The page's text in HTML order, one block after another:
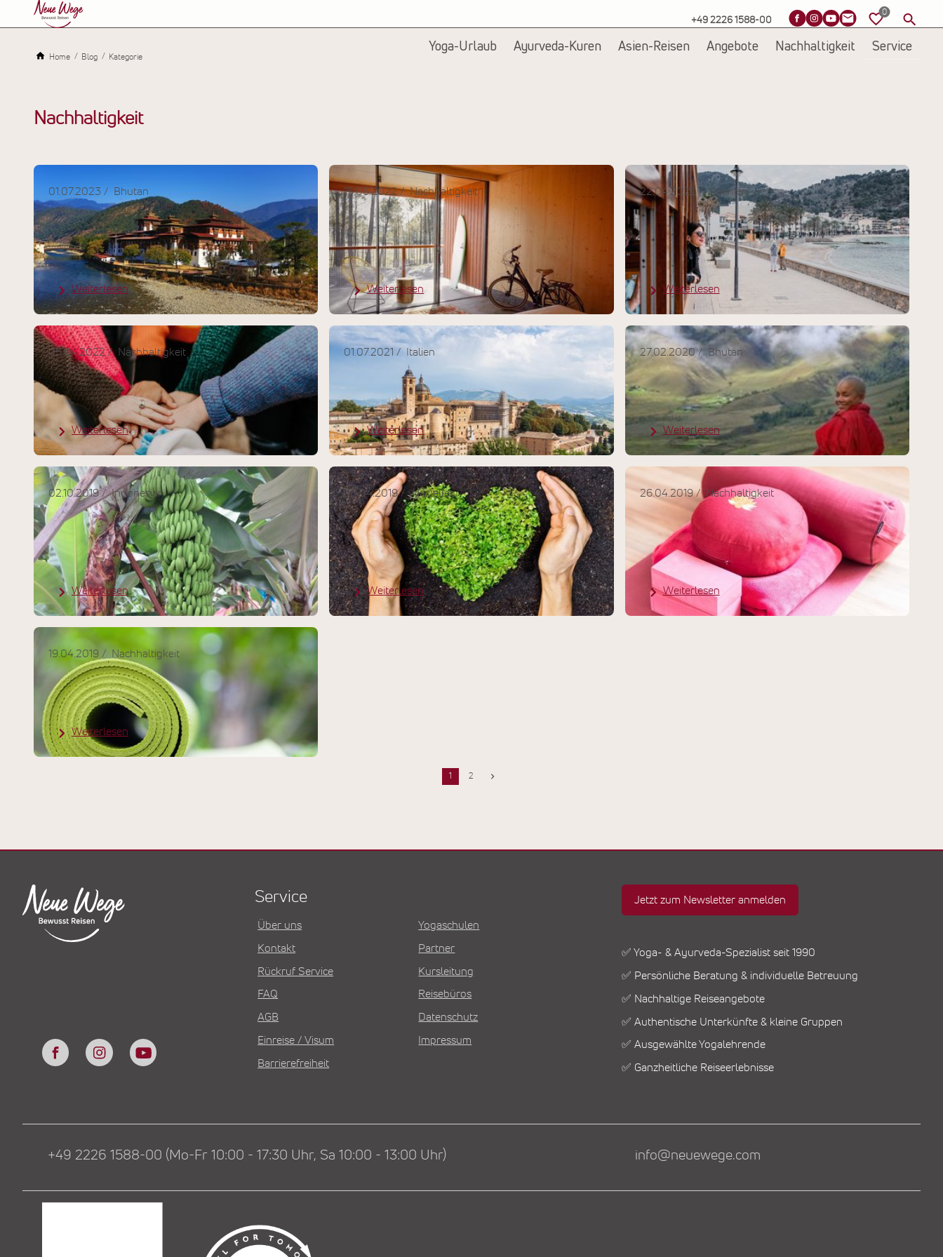
+49 2226 1588-00
Yoga-Urlaub Ayurveda-Kuren Asien-Reisen Angebote Nachhaltigkeit Service
Home Blog Kategorie
Nachhaltigkeit
Bhutan
01.07.2023
Bhutan - Nachhaltige
Tourismusentwicklung
Weiterlesen
Nachhaltigkeit
15.06.2022
Nachhaltig Reisen in Europa: So
gehen unsere Partner mit der
Umwelt um
Weiterlesen
Spanien
22.04.2022
Kooperation mit Reisevergnügen:
Auf dem Landweg nach Mallorca
Weiterlesen
Nachhaltigkeit
05.04.2022
Spendenaktion für die Ukraine
Weiterlesen
Italien
01.07.2021
Overtourism: Ursachen, Folgen
und mögliche Lösungen
Weiterlesen
Bhutan
27.02.2020
Bhutan: Das glücklichste Land
der Welt!
Weiterlesen
Indonesien
02.10.2019
Rückkehr der Bananenblätter -
Plastiktütenverbot auf Bali
Weiterlesen
Aktuelles
30.04.2019
CSR-Management bei NEUE
WEGE: Interview mit Christine
Göritz
Weiterlesen
Nachhaltigkeit
26.04.2019
Nachhaltige Yogamatten kaufen
Teil II
Weiterlesen
Nachhaltigkeit
19.04.2019
Yoga Wissen – Nachhaltige
Yogamatten Teil I
Weiterlesen
1 2
Service
Über uns
Kontakt
Rückruf Service
FAQ
AGB
Einreise / Visum
Barrierefreiheit
Yogaschulen
Partner
Kursleitung
Reisebüros
Datenschutz
Impressum
Jetzt zum Newsletter anmelden
✅ Yoga- & Ayurveda-Spezialist seit 1990
✅ Persönliche Beratung & individuelle Betreuung
✅ Nachhaltige Reiseangebote
✅ Authentische Unterkünfte & kleine Gruppen
✅ Ausgewählte Yogalehrende
✅ Ganzheitliche Reiseerlebnisse
+49 2226 1588-00 (Mo-Fr 10:00 - 17:30 Uhr, Sa 10:00 - 13:00 Uhr) info@neuewege.com